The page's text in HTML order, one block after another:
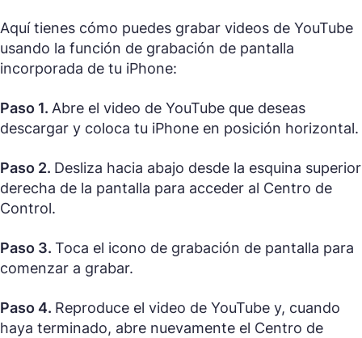
Aquí tienes cómo puedes grabar videos de YouTube
usando la función de grabación de pantalla
incorporada de tu iPhone:
Paso 1. Abre el video de YouTube que deseas
descargar y coloca tu iPhone en posición horizontal.
Paso 2. Desliza hacia abajo desde la esquina superior
derecha de la pantalla para acceder al Centro de
Control.
Paso 3. Toca el icono de grabación de pantalla para
comenzar a grabar.
Paso 4. Reproduce el video de YouTube y, cuando
haya terminado, abre nuevamente el Centro de